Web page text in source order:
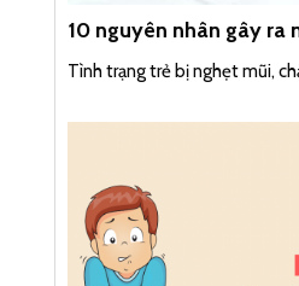
10 nguyên nhân gây ra
mẹ cần phải biết
Tình trạng trẻ bị nghẹt mũi,